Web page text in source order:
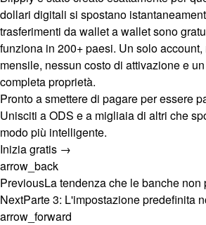
dollari digitali si spostano
trasferimenti da wallet a wallet sono
funziona in 200+ paesi. Un solo
mensile, nessun costo di attivazione e
completa proprietà.
Pronto a smettere di pagare per essere
Unisciti a ODS e a migliaia di altri che
modo più intelligente.
Inizia gratis →
arrow_back
PreviousLa tendenza che le banche non
NextParte 3: L'impostazione predefinita
arrow_forward